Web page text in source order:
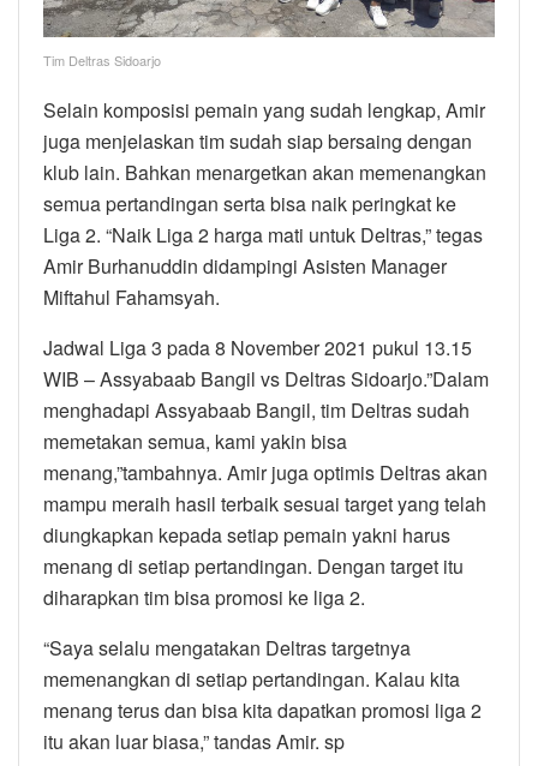
Tim Deltras Sidoarjo
Selain komposisi pemain yang sudah lengkap, Amir
juga menjelaskan tim sudah siap bersaing dengan
klub lain. Bahkan menargetkan akan memenangkan
semua pertandingan serta bisa naik peringkat ke
Liga 2. “Naik Liga 2 harga mati untuk Deltras,” tegas
Amir Burhanuddin didampingi Asisten Manager
Miftahul Fahamsyah.
Jadwal Liga 3 pada 8 November 2021 pukul 13.15
WIB – Assyabaab Bangil vs Deltras Sidoarjo.”Dalam
menghadapi Assyabaab Bangil, tim Deltras sudah
memetakan semua, kami yakin bisa
menang,”tambahnya. Amir juga optimis Deltras akan
mampu meraih hasil terbaik sesuai target yang telah
diungkapkan kepada setiap pemain yakni harus
menang di setiap pertandingan. Dengan target itu
diharapkan tim bisa promosi ke liga 2.
“Saya selalu mengatakan Deltras targetnya
memenangkan di setiap pertandingan. Kalau kita
menang terus dan bisa kita dapatkan promosi liga 2
itu akan luar biasa,” tandas Amir. sp